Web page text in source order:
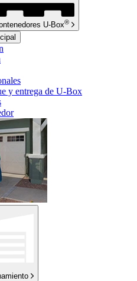
U-Box®
y entrega de U-Box